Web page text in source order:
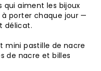
qui aiment les bijoux
porter chaque jour —
délicat.
mini pastille de nacre
de nacre et billes